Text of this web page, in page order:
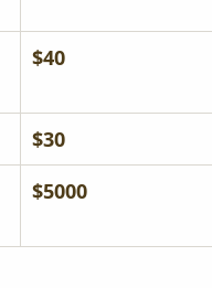
$40
$30
$5000